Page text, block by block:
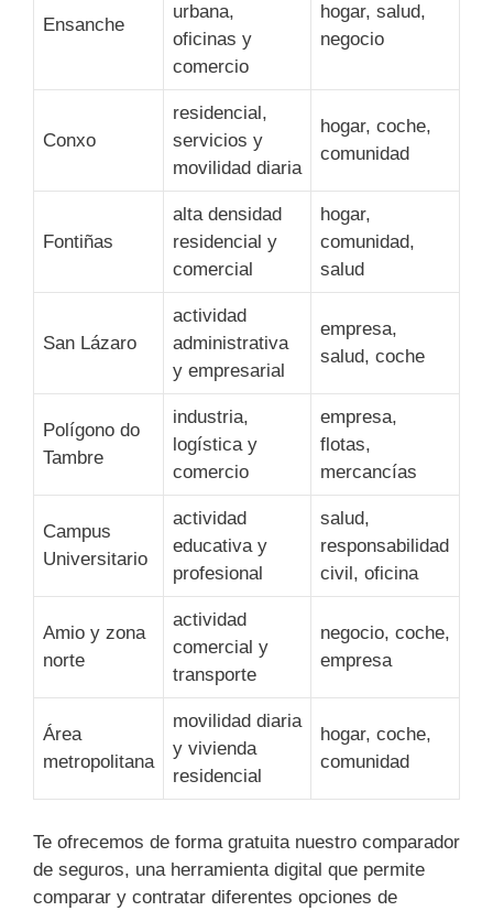
Ensanche
urbana,
oficinas y
comercio
hogar, salud,
negocio
Conxo
residencial,
servicios y
movilidad diaria
hogar, coche,
comunidad
Fontiñas
alta densidad
residencial y
comercial
hogar,
comunidad,
salud
San Lázaro
actividad
administrativa
y empresarial
empresa,
salud, coche
Polígono do
Tambre
industria,
logística y
comercio
empresa,
flotas,
mercancías
Campus
Universitario
actividad
educativa y
profesional
salud,
responsabilidad
civil, oficina
Amio y zona
norte
actividad
comercial y
transporte
negocio, coche,
empresa
Área
metropolitana
movilidad diaria
y vivienda
residencial
hogar, coche,
comunidad
Te ofrecemos de forma gratuita nuestro comparador
de seguros, una herramienta digital que permite
comparar y contratar diferentes opciones de